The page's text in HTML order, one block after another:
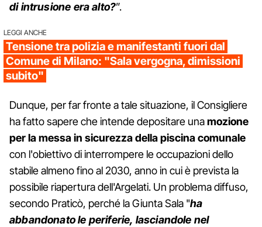
di intrusione era alto?”.
LEGGI ANCHE
Tensione tra polizia e manifestanti fuori dal
Comune di Milano: "Sala vergogna, dimissioni
subito"
Dunque, per far fronte a tale situazione, il Consigliere
ha fatto sapere che intende depositare unamozione
per la messa in sicurezza della piscina comunale
con l'obiettivo di interrompere le occupazioni dello
stabile almeno fino al 2030, anno in cui è prevista la
possibile riapertura dell'Argelati. Un problema diffuso,
secondo Praticò, perché la Giunta Sala "ha
abbandonato le periferie, lasciandole nel